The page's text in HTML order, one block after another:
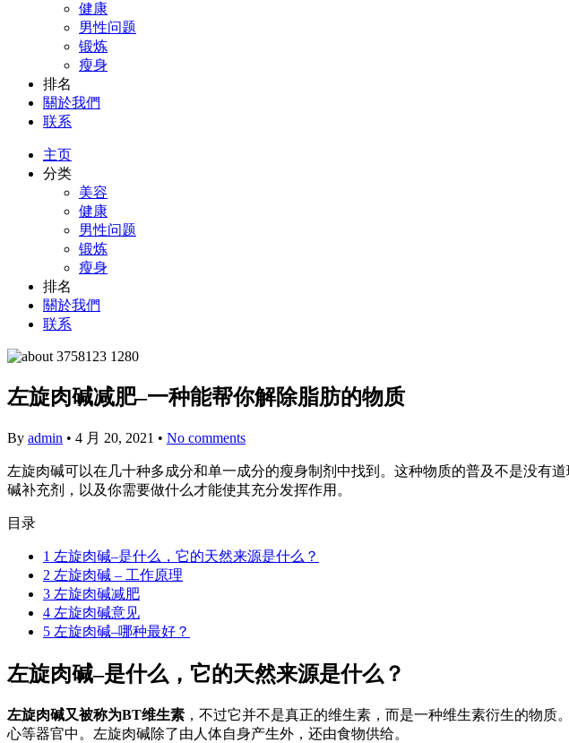
健康
男性问题
锻炼
瘦身
排名
關於我們
联系
主页
分类
美容
健康
男性问题
锻炼
瘦身
排名
關於我們
联系
左旋肉碱减肥–一种能帮你解除脂肪的物质
By admin • 4 月 20, 2021 • No comments
左旋肉碱可以在几十种多成分和单一成分的瘦身制剂中找到。这种物质的普及不是没有
碱补充剂，以及你需要做什么才能使其充分发挥作用。
目录
1 左旋肉碱–是什么，它的天然来源是什么？
2 左旋肉碱 – 工作原理
3 左旋肉碱减肥
4 左旋肉碱意见
5 左旋肉碱–哪种最好？
左旋肉碱–是什么，它的天然来源是什么？
左旋肉碱又被称为BT维生素 ，不过它并不是真正的维生素，而是一种维生素衍生的物
心等器官中。左旋肉碱除了由人体自身产生外，还由食物供给。